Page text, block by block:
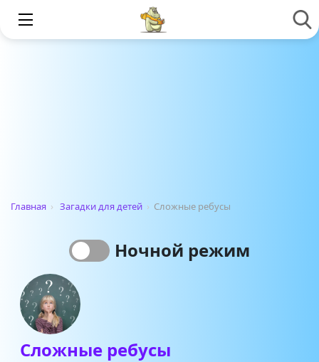
Главная › Загадки для детей › Сложные ребусы
Ночной режим
Сложные ребусы